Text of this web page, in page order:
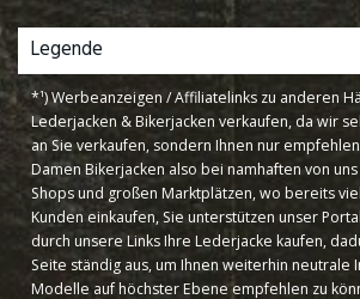
Legende
*¹) Werbeanzeigen / Affiliatelinks zu anderen
Lederjacken & Bikerjacken verkaufen, da wir
an Sie verkaufen, sondern Ihnen nur
Damen Bikerjacken also bei namhaften von
Shops und großen Marktplätzen, wo bereits
Kunden einkaufen, Sie unterstützen unser
durch unsere Links Ihre Lederjacke kaufen,
Seite ständig aus, um Ihnen weiterhin neutrale
Modelle auf höchster Ebene empfehlen zu